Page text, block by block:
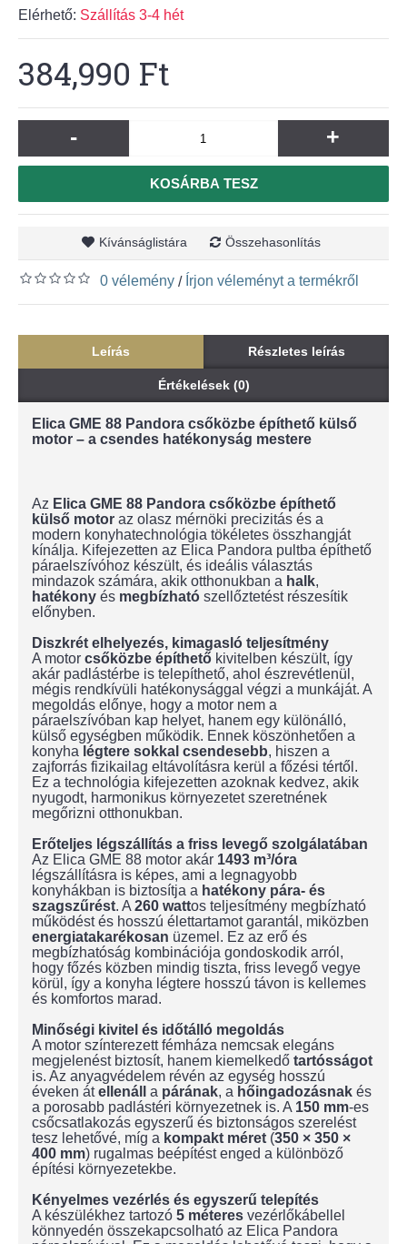
Elérhető: Szállítás 3-4 hét
384,990 Ft
- +
KOSÁRBA TESZ
Kívánságlistára Összehasonlítás
0 vélemény / Írjon véleményt a termékről
Leírás Részletes leírás
Értékelések (0)
Elica GME 88 Pandora csőközbe építhető külső
motor – a csendes hatékonyság mestere
Az Elica GME 88 Pandora csőközbe építhető
külső motor az olasz mérnöki precizitás és a
modern konyhatechnológia tökéletes összhangját
kínálja. Kifejezetten az Elica Pandora pultba építhető
páraelszívóhoz készült, és ideális választás
mindazok számára, akik otthonukban a halk,
hatékony és megbízható szellőztetést részesítik
előnyben.
Diszkrét elhelyezés, kimagasló teljesítmény
A motor csőközbe építhető kivitelben készült, így
akár padlástérbe is telepíthető, ahol észrevétlenül,
mégis rendkívüli hatékonysággal végzi a munkáját. A
megoldás előnye, hogy a motor nem a
páraelszívóban kap helyet, hanem egy különálló,
külső egységben működik. Ennek köszönhetően a
konyha légtere sokkal csendesebb, hiszen a
zajforrás fizikailag eltávolításra kerül a főzési tértől.
Ez a technológia kifejezetten azoknak kedvez, akik
nyugodt, harmonikus környezetet szeretnének
megőrizni otthonukban.
Erőteljes légszállítás a friss levegő szolgálatában
Az Elica GME 88 motor akár 1493 m³/óra
légszállításra is képes, ami a legnagyobb
konyhákban is biztosítja a hatékony pára- és
szagszűrést. A 260 wattos teljesítmény megbízható
működést és hosszú élettartamot garantál, miközben
energiatakarékosan üzemel. Ez az erő és
megbízhatóság kombinációja gondoskodik arról,
hogy főzés közben mindig tiszta, friss levegő vegye
körül, így a konyha légtere hosszú távon is kellemes
és komfortos marad.
Minőségi kivitel és időtálló megoldás
A motor színterezett fémháza nemcsak elegáns
megjelenést biztosít, hanem kiemelkedő tartósságot
is. Az anyagvédelem révén az egység hosszú
éveken átellenáll a párának, a hőingadozásnak és
a porosabb padlástéri környezetnek is. A 150 mm-es
csőcsatlakozás egyszerű és biztonságos szerelést
tesz lehetővé, míg a kompakt méret (350 × 350 ×
400 mm) rugalmas beépítést enged a különböző
építési környezetekbe.
Kényelmes vezérlés és egyszerű telepítés
A készülékhez tartozó 5 méteres vezérlőkábellel
könnyedén összekapcsolható az Elica Pandora